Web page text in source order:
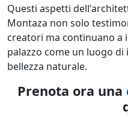
Questi aspetti
Montaza non solo
creatori ma continuano a
palazzo come un luogo
bellezza naturale.
Prenota ora una